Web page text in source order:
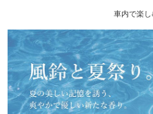
車内で楽